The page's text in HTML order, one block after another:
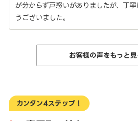
が分からず戸惑いがありましたが、丁
うございました。
お客様の声をもっと見
カンタン4ステップ！